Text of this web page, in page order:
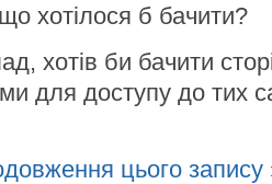
хотілося б бачити?
хотів би бачити
для доступу до тих
цього запису